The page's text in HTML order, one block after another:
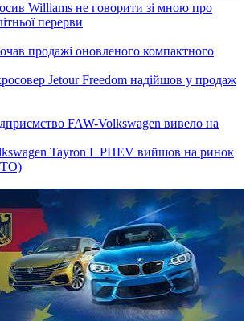
Williams не говорити зі мною про
перерви
Jetour Freedom надійшов у продаж
Tayron L PHEV вийшов на ринок